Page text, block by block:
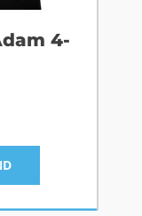
4-